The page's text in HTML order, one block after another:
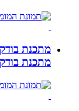
מתכנת בודק
מתכנת בודק